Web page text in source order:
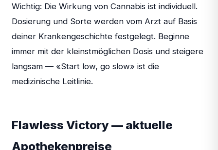
Wichtig: Die Wirkung von Cannabis ist individuell.
Dosierung und Sorte werden vom Arzt auf Basis
deiner Krankengeschichte festgelegt. Beginne
immer mit der kleinstmöglichen Dosis und steigere
langsam — «Start low, go slow» ist die
medizinische Leitlinie.
Flawless Victory — aktuelle
Apothekenpreise